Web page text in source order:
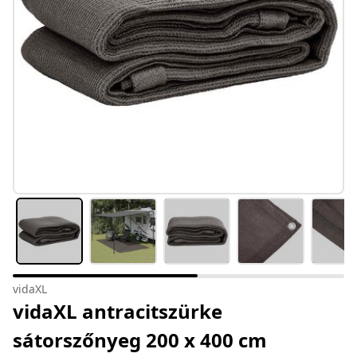
vidaXL
vidaXL antracitszürke
sátorszőnyeg 200 x 400 cm